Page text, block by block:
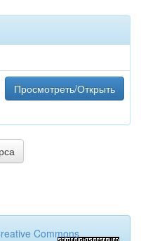
Просмотреть/Открыть
Commons